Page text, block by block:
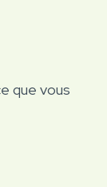
que vous